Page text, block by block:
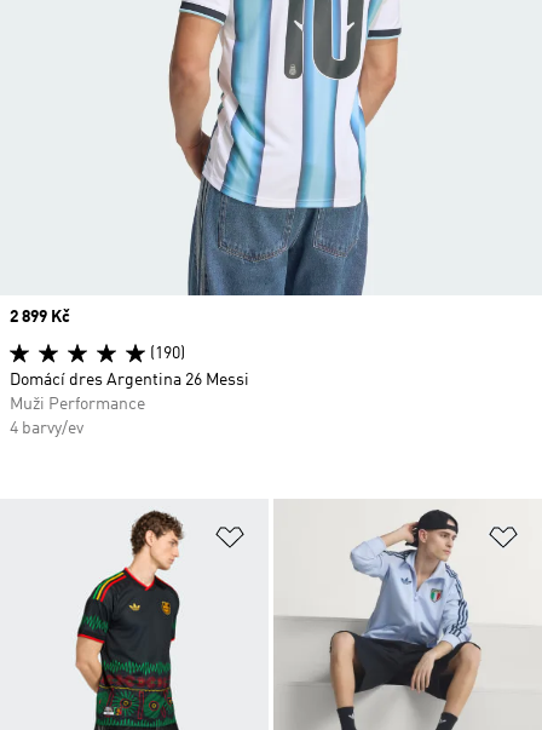
Přidat do seznamu přání
Price
2 899 Kč
(190)
Domácí dres Argentina 26 Messi
Muži Performance
4 barvy/ev